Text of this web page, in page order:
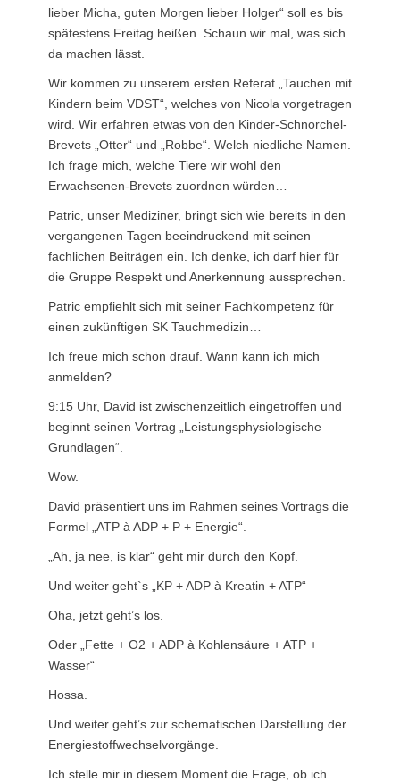
lieber Micha, guten Morgen lieber Holger“ soll es bis
spätestens Freitag heißen. Schaun wir mal, was sich
da machen lässt.
Wir kommen zu unserem ersten Referat „Tauchen mit
Kindern beim VDST“, welches von Nicola vorgetragen
wird. Wir erfahren etwas von den Kinder-Schnorchel-
Brevets „Otter“ und „Robbe“. Welch niedliche Namen.
Ich frage mich, welche Tiere wir wohl den
Erwachsenen-Brevets zuordnen würden…
Patric, unser Mediziner, bringt sich wie bereits in den
vergangenen Tagen beeindruckend mit seinen
fachlichen Beiträgen ein. Ich denke, ich darf hier für
die Gruppe Respekt und Anerkennung aussprechen.
Patric empfiehlt sich mit seiner Fachkompetenz für
einen zukünftigen SK Tauchmedizin…
Ich freue mich schon drauf. Wann kann ich mich
anmelden?
9:15 Uhr, David ist zwischenzeitlich eingetroffen und
beginnt seinen Vortrag „Leistungsphysiologische
Grundlagen“.
Wow.
David präsentiert uns im Rahmen seines Vortrags die
Formel „ATP à ADP + P + Energie“.
„Ah, ja nee, is klar“ geht mir durch den Kopf.
Und weiter geht`s „KP + ADP à Kreatin + ATP“
Oha, jetzt geht’s los.
Oder „Fette + O2 + ADP à Kohlensäure + ATP +
Wasser“
Hossa.
Und weiter geht’s zur schematischen Darstellung der
Energiestoffwechselvorgänge.
Ich stelle mir in diesem Moment die Frage, ob ich